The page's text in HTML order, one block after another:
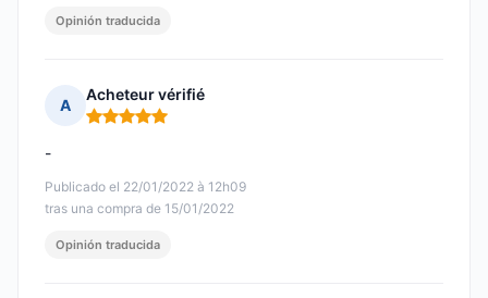
Opinión traducida
A
Acheteur vérifié
Nota: 5 de 5
Publicado el 22/01/2022 à 12h09
tras una compra de 15/01/2022
-
Opinión traducida